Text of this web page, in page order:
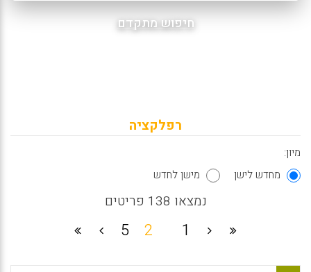
חיפוש מתקדם
רפלקציה
מיון:
מחדש לישן
מישן לחדש
נמצאו 138 פריטים
1
2
5